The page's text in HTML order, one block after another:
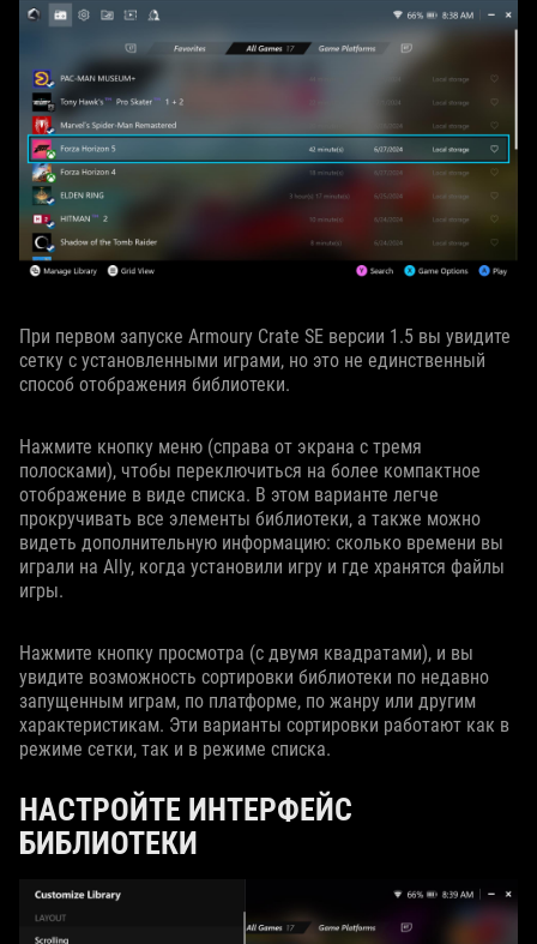
При первом запуске Armoury Crate SE версии 1.5 вы увидите
сетку с установленными играми, но это не единственный
способ отображения библиотеки.
Нажмите кнопку меню (справа от экрана с тремя
полосками), чтобы переключиться на более компактное
отображение в виде списка. В этом варианте легче
прокручивать все элементы библиотеки, а также можно
видеть дополнительную информацию: сколько времени вы
играли на Ally, когда установили игру и где хранятся файлы
игры.
Нажмите кнопку просмотра (с двумя квадратами), и вы
увидите возможность сортировки библиотеки по недавно
запущенным играм, по платформе, по жанру или другим
характеристикам. Эти варианты сортировки работают как в
режиме сетки, так и в режиме списка.
НАСТРОЙТЕ ИНТЕРФЕЙС
БИБЛИОТЕКИ